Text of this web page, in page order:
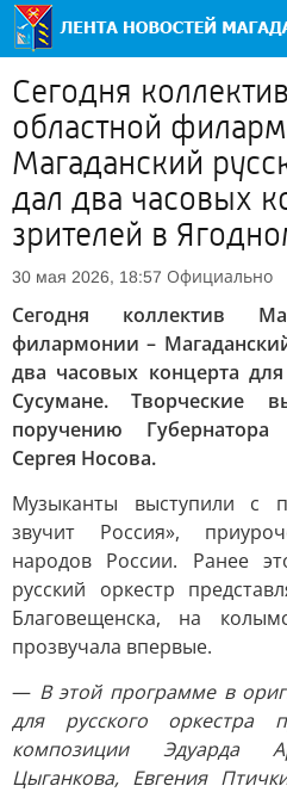
Сегодня
областной
Магаданский
дал два часовых
зрителей в
30 мая 2026, 18:57 Официально
Сегодня коллектив
филармонии –
два часовых концерта
Сусумане. Творческие
поручению Губернатора
Сергея Носова.
Музыканты выступили с
звучит Россия»,
народов России. Ранее
русский оркестр
Благовещенска, на
прозвучала впервые.
— В этой программе в
для русского оркестра
композиции Эдуарда
Цыганкова, Евгения